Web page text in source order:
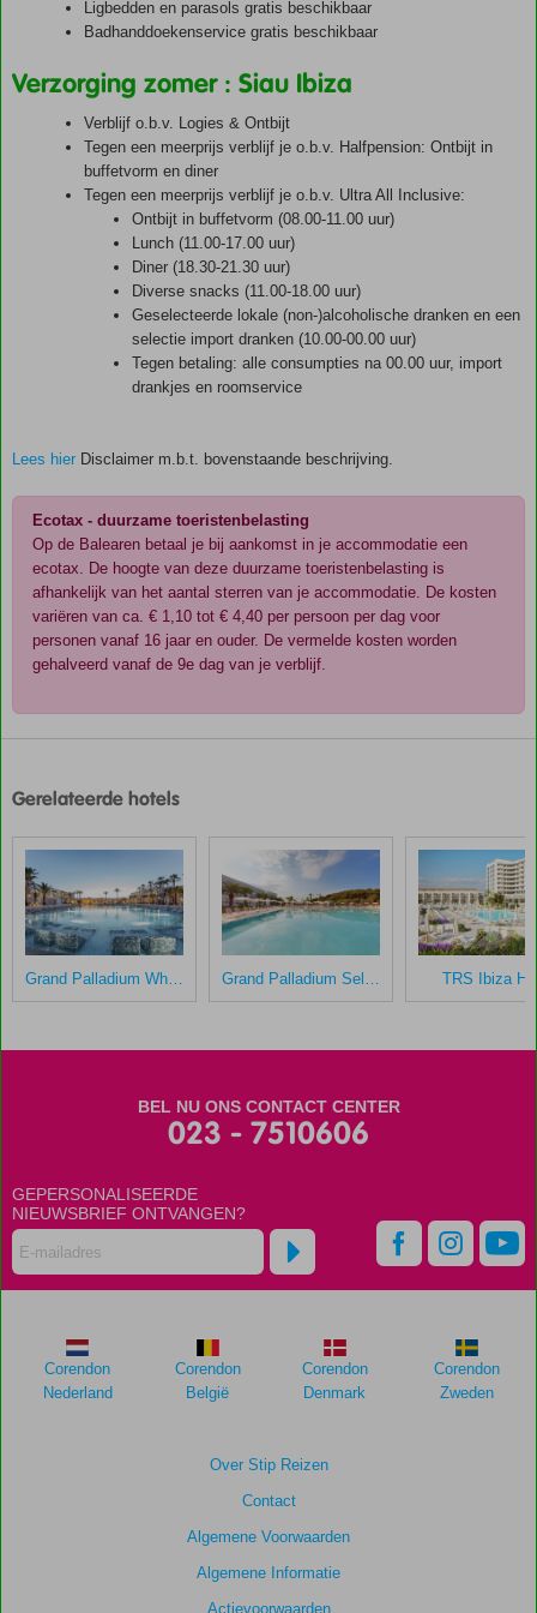
Ligbedden en parasols gratis beschikbaar
Badhanddoekenservice gratis beschikbaar
Verzorging zomer : Siau Ibiza
Verblijf o.b.v. Logies & Ontbijt
Tegen een meerprijs verblijf je o.b.v. Halfpension: Ontbijt in
buffetvorm en diner
Tegen een meerprijs verblijf je o.b.v. Ultra All Inclusive:
Ontbijt in buffetvorm (08.00-11.00 uur)
Lunch (11.00-17.00 uur)
Diner (18.30-21.30 uur)
Diverse snacks (11.00-18.00 uur)
Geselecteerde lokale (non-)alcoholische dranken en een
selectie import dranken (10.00-00.00 uur)
Tegen betaling: alle consumpties na 00.00 uur, import
drankjes en roomservice
Lees hier Disclaimer m.b.t. bovenstaande beschrijving.
Ecotax - duurzame toeristenbelasting
Op de Balearen betaal je bij aankomst in je accommodatie een
ecotax. De hoogte van deze duurzame toeristenbelasting is
afhankelijk van het aantal sterren van je accommodatie. De kosten
variëren van ca. € 1,10 tot € 4,40 per persoon per dag voor
personen vanaf 16 jaar en ouder. De vermelde kosten worden
gehalveerd vanaf de 9e dag van je verblijf.
door
gegeven
na
hun
verblijf
Siau
48
maanden
worden
meer
om
de
relevantie
Gerelateerde hotels
TRS Ibiza
BEL NU ONS CONTACT CENTER
023 - 7510606
GEPERSONALISEERDE
NIEUWSBRIEF ONTVANGEN?
Over Stip Reizen
Contact
Algemene Voorwaarden
Algemene Informatie
Actievoorwaarden
Corendon
Nederland
Corendon
België
Corendon
Denmark
Corendon
Zweden